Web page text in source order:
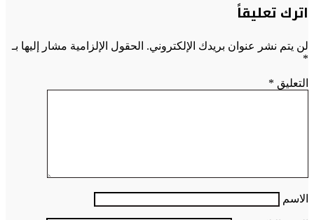
اترك تعليقاً
لن يتم نشر عنوان بريدك الإلكتروني. الحقول الإلزامية مشار إليها بـ
*
التعليق *
الاسم